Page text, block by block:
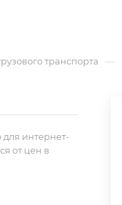
транспорта —
для интернет-
от цен в